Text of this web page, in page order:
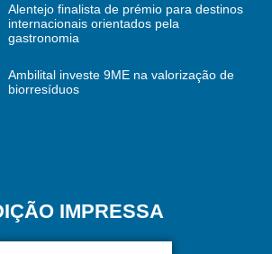
Alentejo finalista de prémio para destinos
internacionais orientados pela
gastronomia
Ambilital investe 9ME na valorização de
biorresíduos
IMPRESSA